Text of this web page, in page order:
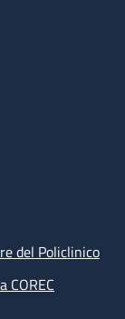
del Policlinico
COREC